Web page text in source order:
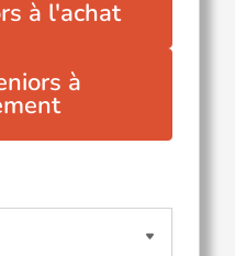
à l'achat
à